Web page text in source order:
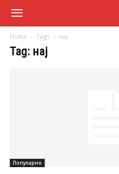
Home Tags нај
Tag: нај
Популарно